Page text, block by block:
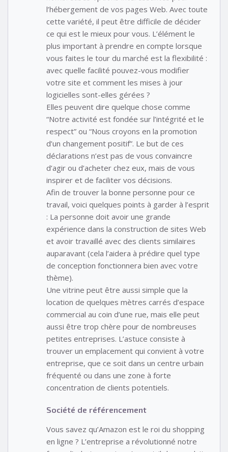
l’hébergement de vos pages Web. Avec toute
cette variété, il peut être difficile de décider
ce qui est le mieux pour vous. L’élément le
plus important à prendre en compte lorsque
vous faites le tour du marché est la flexibilité :
avec quelle facilité pouvez-vous modifier
votre site et comment les mises à jour
logicielles sont-elles gérées ?
Elles peuvent dire quelque chose comme
“Notre activité est fondée sur l’intégrité et le
respect” ou “Nous croyons en la promotion
d’un changement positif”. Le but de ces
déclarations n’est pas de vous convaincre
d’agir ou d’acheter chez eux, mais de vous
inspirer et de faciliter vos décisions.
Afin de trouver la bonne personne pour ce
travail, voici quelques points à garder à l’esprit
: La personne doit avoir une grande
expérience dans la construction de sites Web
et avoir travaillé avec des clients similaires
auparavant (cela l’aidera à prédire quel type
de conception fonctionnera bien avec votre
thème).
Une vitrine peut être aussi simple que la
location de quelques mètres carrés d’espace
commercial au coin d’une rue, mais elle peut
aussi être trop chère pour de nombreuses
petites entreprises. L’astuce consiste à
trouver un emplacement qui convient à votre
entreprise, que ce soit dans un centre urbain
fréquenté ou dans une zone à forte
concentration de clients potentiels.
Société de référencement
Vous savez qu’Amazon est le roi du shopping
en ligne ? L’entreprise a révolutionné notre